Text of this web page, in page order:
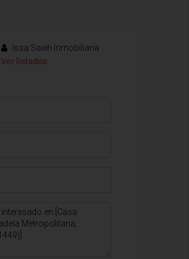
Issa Saieh Inmobiliaria
Ver listados